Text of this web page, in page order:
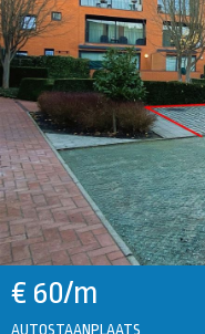
€ 60/m
AUTOSTAANPLAATS